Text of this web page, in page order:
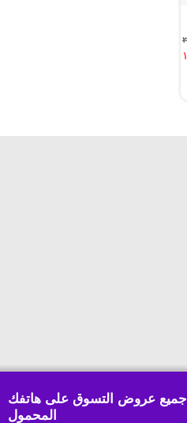
جميع عروض التسوق على هاتفك
المحمول